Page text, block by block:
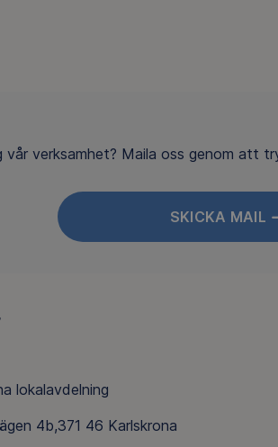
vår verksamhet? Maila oss genom att
SKICKA MAIL
lokalavdelning
4b,371 46 Karlskrona